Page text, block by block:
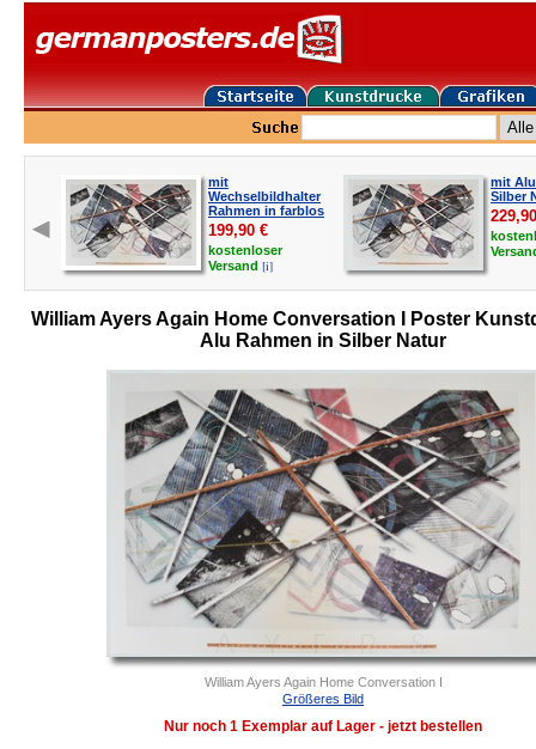
mit
Wechselbildhalter
Rahmen in farblos
199,90 €
kostenloser
Versand [i]
mit
Silber
229,90
William Ayers Again Home Conversation I Poster
Alu Rahmen in Silber Natur
William Ayers Again Home Conversation I
Größeres Bild
Nur noch 1 Exemplar auf Lager - jetzt bestellen